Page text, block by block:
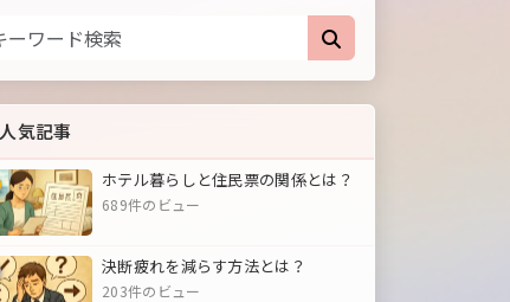
人気記事
ホテル暮らしと住民票の関係とは？
689件のビュー
決断疲れを減らす方法とは？
203件のビュー